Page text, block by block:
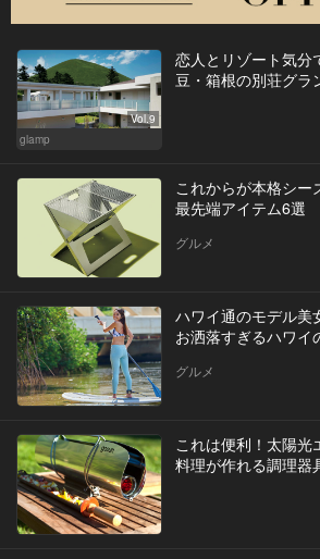
Vol.9
glamp
恋人とリゾート気分
豆・箱根の別荘グラ
これからが本格シー
最先端アイテム6選
グルメ
ハワイ通のモデル美
お洒落すぎるハワイ
グルメ
これは便利！太陽光
料理が作れる調理器